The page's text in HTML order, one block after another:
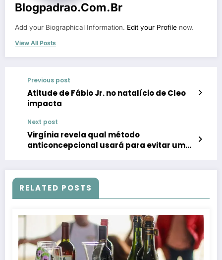
Blogpadrao.com.br
Add your Biographical Information. Edit your Profile now.
View All Posts
Previous post
Atitude de Fábio Jr. no natalício de Cleo
impacta
Next post
Virgínia revela qual método
anticoncepcional usará para evitar uma
RELATED POSTS